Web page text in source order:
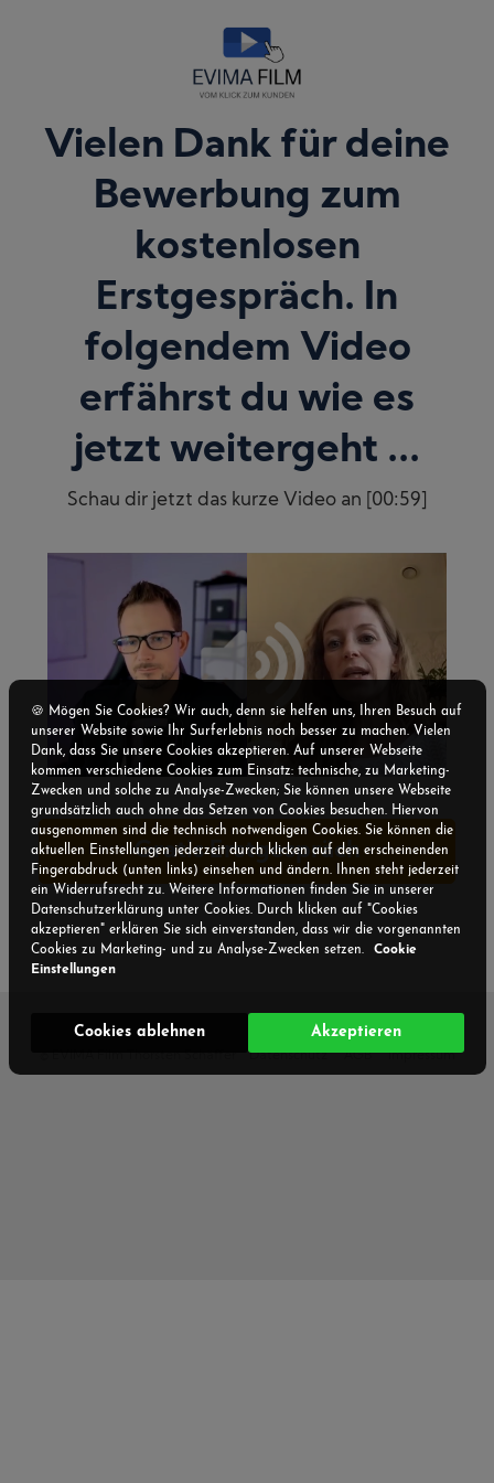
Vielen Dank für deine
Bewerbung zum
kostenlosen
Erstgespräch. In
folgendem Video
erfährst du wie es
jetzt weitergeht ...
Schau dir jetzt das kurze Video an [00:59]
Gratis Erstgespräch
Nein, zunächst mehr erfahren
Datenschutz AGB Impressum
🍪 Mögen Sie Cookies? Wir auch, denn sie helfen uns, Ihren Besuch auf
unserer Website sowie Ihr Surferlebnis noch besser zu machen. Vielen
Dank, dass Sie unsere Cookies akzeptieren. Auf unserer Webseite
kommen verschiedene Cookies zum Einsatz: technische, zu Marketing-
Zwecken und solche zu Analyse-Zwecken; Sie können unsere Webseite
grundsätzlich auch ohne das Setzen von Cookies besuchen. Hiervon
ausgenommen sind die technisch notwendigen Cookies. Sie können die
aktuellen Einstellungen jederzeit durch klicken auf den erscheinenden
Fingerabdruck (unten links) einsehen und ändern. Ihnen steht jederzeit
ein Widerrufsrecht zu. Weitere Informationen finden Sie in unserer
Datenschutzerklärung unter Cookies. Durch klicken auf "Cookies
akzeptieren" erklären Sie sich einverstanden, dass wir die vorgenannten
Cookies zu Marketing- und zu Analyse-Zwecken setzen.
Cookie
Einstellungen
Cookies ablehnen Akzeptieren